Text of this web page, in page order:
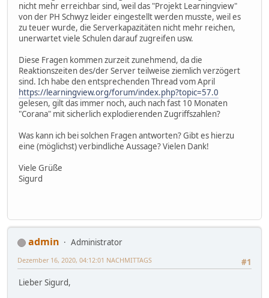
nicht mehr erreichbar sind, weil das "Projekt Learningview"
von der PH Schwyz leider eingestellt werden musste, weil es
zu teuer wurde, die Serverkapazitäten nicht mehr reichen,
unerwartet viele Schulen darauf zugreifen usw.
Diese Fragen kommen zurzeit zunehmend, da die
Reaktionszeiten des/der Server teilweise ziemlich verzögert
sind. Ich habe den entsprechenden Thread vom April
https://learningview.org/forum/index.php?topic=57.0
gelesen, gilt das immer noch, auch nach fast 10 Monaten
"Corana" mit sicherlich explodierenden Zugriffszahlen?
Was kann ich bei solchen Fragen antworten? Gibt es hierzu
eine (möglichst) verbindliche Aussage? Vielen Dank!
Viele Grüße
Sigurd
admin
Administrator
#1
Dezember 16, 2020, 04:12:01 NACHMITTAGS
Lieber Sigurd,